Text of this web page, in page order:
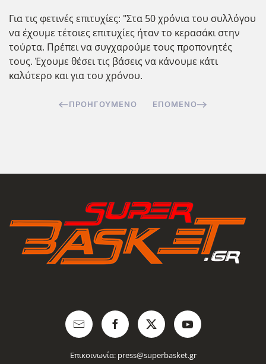
Για τις φετινές επιτυχίες: "Στα 50 χρόνια του συλλόγου
να έχουμε τέτοιες επιτυχίες ήταν το κερασάκι στην
τούρτα. Πρέπει να συγχαρούμε τους προπονητές
τους. Έχουμε θέσει τις βάσεις να κάνουμε κάτι
καλύτερο και για του χρόνου.
ΠΡΟΗΓΟΎΜΕΝΟ ΕΠΌΜΕΝΟ
Επικοινωνία: press@superbasket.gr